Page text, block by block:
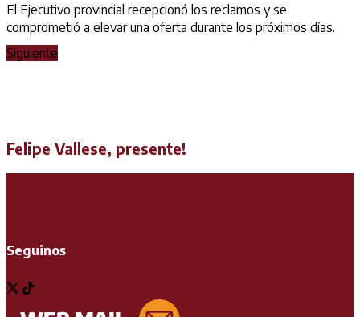
El Ejecutivo provincial recepcionó los reclamos y se
comprometió a elevar una oferta durante los próximos días.
Siguiente
Felipe Vallese, presente!
Seguinos